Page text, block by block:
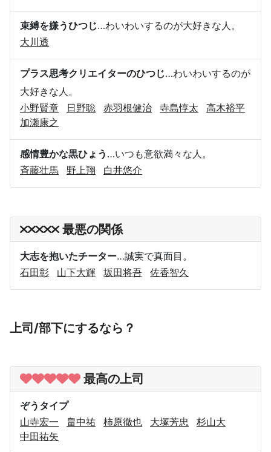
束縛を嫌うひつじ…わいわいするのが大好きな人。
大川透
プラス思考クリエイターのひつじ…わいわいするのが
大好きな人。
小野賢章
日野聡 赤羽根健治 寺島惇太
高木裕平
加瀬康之
感情豊かな黒ひょう …いつも意欲満々な人。
斉藤壮馬
野上翔 白井悠介
最悪の関係
大志を抱いたチーター…誠実で真面目。
石田彰
山下大輝 坂田将吾 佐香智久
上司/部下にするなら？
最高の上司
ぞうタイプ
山寺宏一
畠中祐 柿原徹也 大塚芳忠
杉山大
中田祐矢